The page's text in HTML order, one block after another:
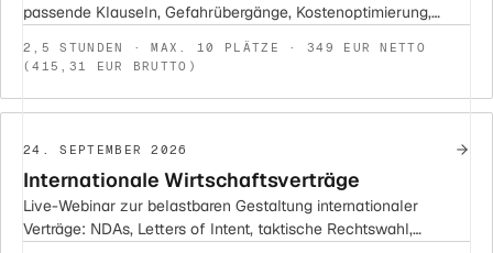
passende Klauseln, Gefahrübergänge, Kostenoptimierung,
2,5 STUNDEN · MAX. 10 PLÄTZE · 349 EUR NETTO
(415,31 EUR BRUTTO)
24. SEPTEMBER 2026
Internationale Wirtschaftsverträge
Live-Webinar zur belastbaren Gestaltung internationaler
Verträge: NDAs, Letters of Intent, taktische Rechtswahl,